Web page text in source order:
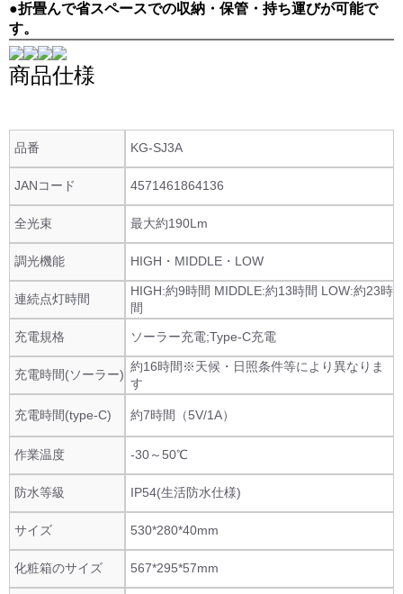
●折畳んで省スペースでの収納・保管・持ち運びが可能で
す。
商品仕様
品番 KG-SJ3A
JANコード 4571461864136
全光束 最大約190Lm
調光機能 HIGH・MIDDLE・LOW
連続点灯時間
HIGH:約9時間 MIDDLE:約13時間 LOW:約23時
間
充電規格
ソーラー充電;Type-C充電
充電時間(ソーラー)
約16時間※天候・日照条件等により異なりま
す
充電時間(type-C) 約7時間（5V/1A）
作業温度 -30～50℃
防水等級 IP54(生活防水仕様)
サイズ 530*280*40mm
化粧箱のサイズ 567*295*57mm